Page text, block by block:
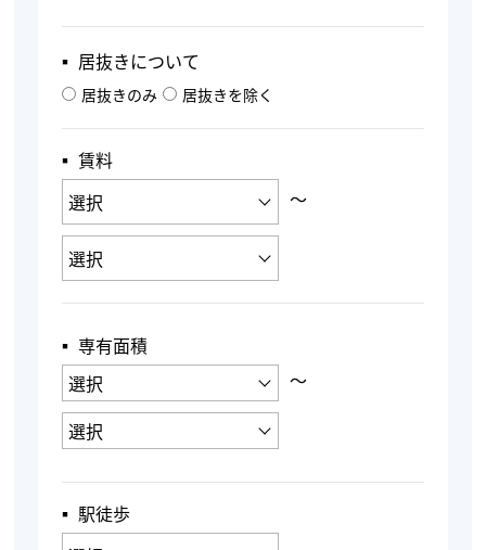
▪︎ 居抜きについて
居抜きのみ 居抜きを除く
▪︎ 賃料
〜
▪︎ 専有面積
〜
▪︎ 駅徒歩